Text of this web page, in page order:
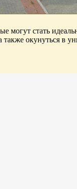
стать
окунуться в